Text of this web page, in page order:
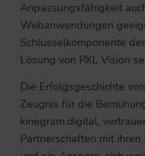
Anpassungsfähigkeit
Webanwendungen
Schlüsselkomponente
Lösung von PXL Vision
Die Erfolgsgeschichte
Zeugnis für die
kinegram.digital,
Partnerschaften mit